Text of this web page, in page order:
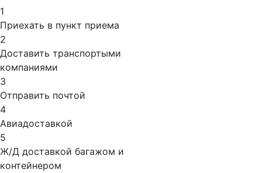
1
Приехать в пункт приема
2
Доставить транспортыми
компаниями
3
Отправить почтой
4
Авиадоставкой
5
Ж/Д доставкой багажом и
контейнером